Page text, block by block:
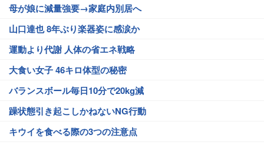
母が娘に減量強要→家庭内別居へ
山口達也 8年ぶり楽器姿に感涙か
運動より代謝 人体の省エネ戦略
大食い女子 46キロ体型の秘密
バランスボール毎日10分で20kg減
躁状態引き起こしかねないNG行動
キウイを食べる際の3つの注意点